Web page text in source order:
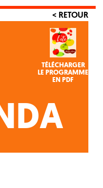
< RETOUR
TÉLÉCHARGER
LE PROGRAMME
EN PDF